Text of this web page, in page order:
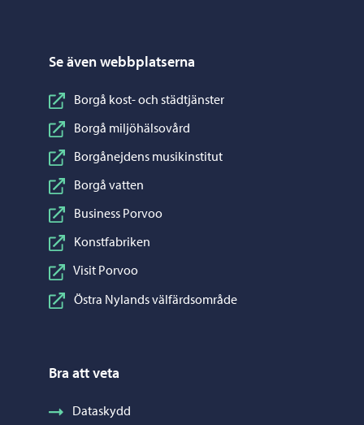
Se även webbplatserna
Borgå kost- och städtjänster
Borgå miljöhälsovård
Borgånejdens musikinstitut
Borgå vatten
Business Porvoo
Konstfabriken
Visit Porvoo
Östra Nylands välfärdsområde
Bra att veta
Dataskydd